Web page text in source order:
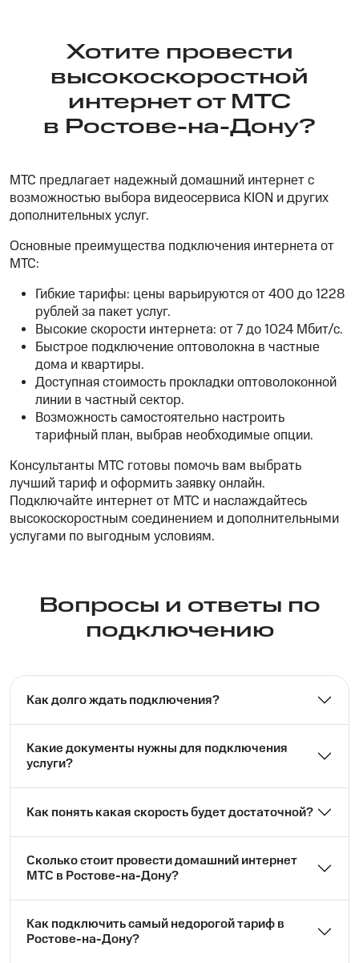
Хотите провести
высокоскоростной
интернет от МТС
в Ростове-на-Дону?
МТС предлагает надежный домашний интернет с
возможностью выбора видеосервиса KION и других
дополнительных услуг.
Основные преимущества подключения интернета от
МТС:
Гибкие тарифы: цены варьируются от 400 до 1228
рублей за пакет услуг.
Высокие скорости интернета: от 7 до 1024 Мбит/с.
Быстрое подключение оптоволокна в частные
дома и квартиры.
Доступная стоимость прокладки оптоволоконной
линии в частный сектор.
Возможность самостоятельно настроить
тарифный план, выбрав необходимые опции.
Консультанты МТС готовы помочь вам выбрать
лучший тариф и оформить заявку онлайн.
Подключайте интернет от МТС и наслаждайтесь
высокоскоростным соединением и дополнительными
услугами по выгодным условиям.
Вопросы и ответы по
подключению
Как долго ждать подключения?
Какие документы нужны для подключения
услуги?
Как понять какая скорость будет достаточной?
Сколько стоит провести домашний интернет
МТС в Ростове-на-Дону?
Как подключить самый недорогой тариф в
Ростове-на-Дону?